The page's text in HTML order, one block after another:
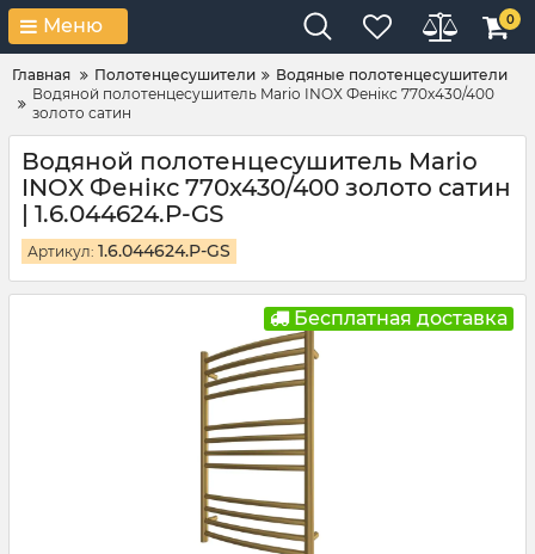
Меню 0
Главная Полотенцесушители
Водяные полотенцесушители
Водяной полотенцесушитель Mario INOX Фенікс 770х430/400
золото сатин
Водяной полотенцесушитель Mario
INOX Фенікс 770х430/400 золото сатин
| 1.6.044624.P-GS
Артикул: 1.6.044624.P-GS
Бесплатная доставка